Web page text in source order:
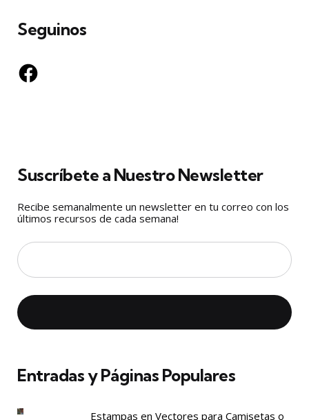
Seguinos
Facebook
Suscríbete a Nuestro Newsletter
Recibe semanalmente un newsletter en tu correo con los
últimos recursos de cada semana!
Entradas y Páginas Populares
Estampas en Vectores para Camisetas o